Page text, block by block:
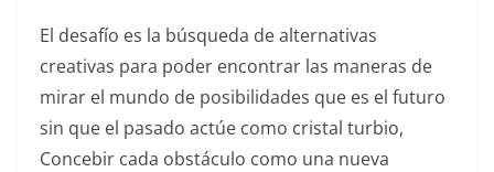
El desafío es la búsqueda de alternativas
creativas para poder encontrar las maneras de
mirar el mundo de posibilidades que es el futuro
sin que el pasado actúe como cristal turbio,
Concebir cada obstáculo como una nueva